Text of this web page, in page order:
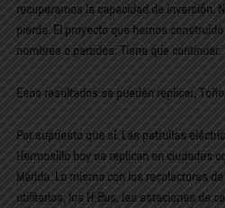
recuperamos la capacidad de inversión.
pierda. El proyecto que hemos
nombres o partidos. Tiene que continuar.
Esos resultados se pueden replicar,
Por supuesto que sí. Las patrullas
Hermosillo hoy se replican en ciudades
Mérida. Lo mismo con los recolectores
utilitarios, los H-Bus, las estaciones de